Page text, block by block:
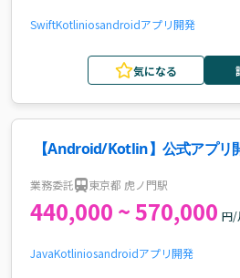
SwiftKotliniosandroidアプリ開発
気になる
【Android/Kotlin】公式アプリ
業務委託 東京都 虎ノ門駅
440,000 ~ 570,000 円/
JavaKotliniosandroidアプリ開発